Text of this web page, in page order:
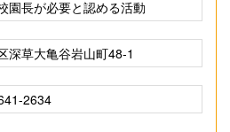
園長が必要と認める活動
深草大亀谷岩山町48-1
2634